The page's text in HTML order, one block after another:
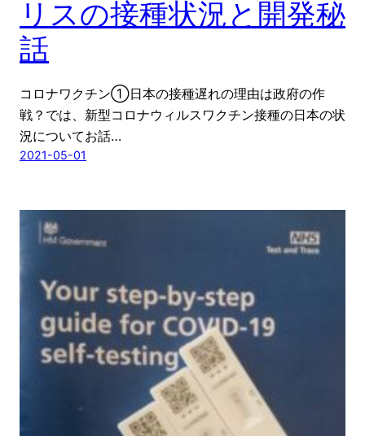
リスの接種状況と開発秘
話
コロナワクチン①日本の接種遅れの理由は政府の作
戦？では、新型コロナウィルスワクチン接種の日本の状
況についてお話…
2021-05-01